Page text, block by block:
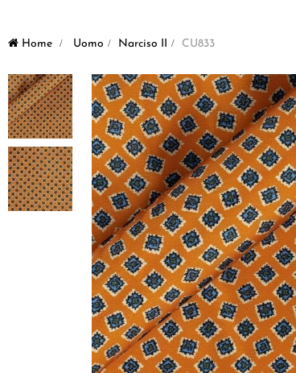
Home > Uomo > Narciso II > CU833